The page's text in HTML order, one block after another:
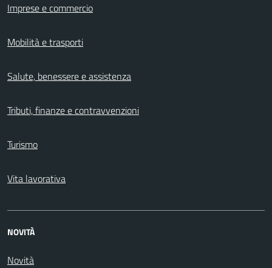
Imprese e commercio
Mobilità e trasporti
Salute, benessere e assistenza
Tributi, finanze e contravvenzioni
Turismo
Vita lavorativa
NOVITÀ
Novità